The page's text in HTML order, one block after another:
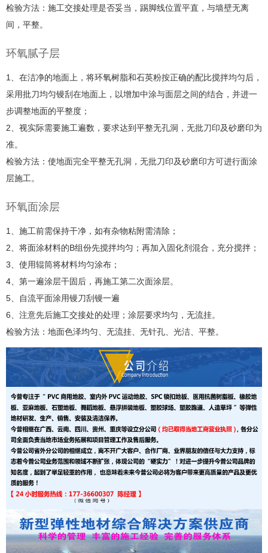
检验方法：施工交接处理是否妥当，踢脚线位置平直，与墙壁无离
间，平整。
环氧腻子层
1、在洁净的地面上，将环氧树脂和石英粉按正确的配比搅拌均匀后，
采用批刀均匀镘刮在地面上，以增加中涂与面层之间的结合，并进一
步调整地面的平整度；
2、视实际需要施工遍数，要求达到平整无孔洞，无批刀印及砂磨印为
准。
检验方法：使地面完全平整无孔洞，无批刀印及砂磨印方可进行面涂
层施工。
环氧面涂层
1、施工前需保持干净，如有杂物粘附需清除；
2、将面涂材料的B组份先搅拌均匀；再加入固化剂混合，充分搅拌；
3、使用辊筒将材料均匀涂布；
4、第一遍涂层干固后，再施工第二次面涂层。
5、自流平面涂用镘刀刮镘一遍
6、注意先后施工交接处的处理；涂层要求均匀，无流挂。
检验方法：地面色泽均匀、无流挂、无针孔、光洁、平整。